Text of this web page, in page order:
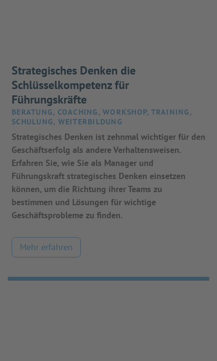
Strategisches Denken die
Schlüsselkompetenz für
Führungskräfte
BERATUNG, COACHING, WORKSHOP, TRAINING,
SCHULUNG, WEITERBILDUNG
Strategisches Denken ist zehnmal wichtiger für den
Geschäftserfolg als andere Verhaltensweisen.
Erfahren Sie, wie Sie als Manager und
Führungskraft strategisches Denken einsetzen
können, um die Richtung ihrer Teams zu
bestimmen und Lösungen für wichtige
Geschäftsprobleme zu finden.
Mehr erfahren